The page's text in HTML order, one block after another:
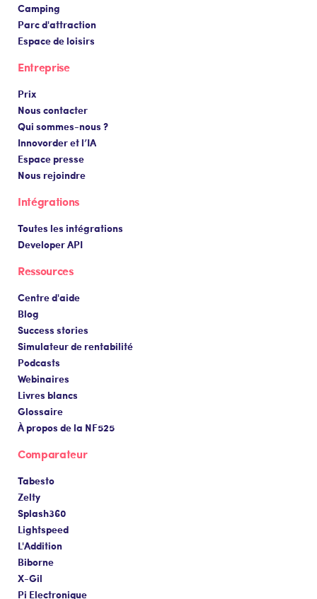
Camping
Parc d'attraction
Espace de loisirs
Entreprise
Prix
Nous contacter
Qui sommes-nous ?
Innovorder et l’IA
Espace presse
Nous rejoindre
Intégrations
Toutes les intégrations
Developer API
Ressources
Centre d'aide
Blog
Success stories
Simulateur de rentabilité
Podcasts
Webinaires
Livres blancs
Glossaire
À propos de la NF525
Comparateur
Tabesto
Zelty
Splash360
Lightspeed
L'Addition
Biborne
X-Gil
Pi Electronique